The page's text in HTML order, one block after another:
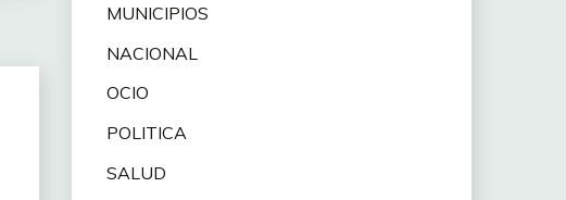
MUNICIPIOS
NACIONAL
OCIO
POLITICA
SALUD